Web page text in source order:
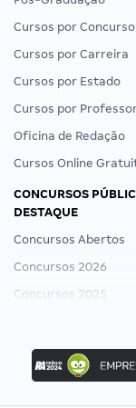
Cursos por Concurso
Cursos por Carreira
Cursos por Estado
Cursos por
Oficina de Redação
Cursos Online
CONCURSOS
DESTAQUE
Concursos Abertos
Concursos 2026
Concursos 2025
Concurso Ibama
Concurso MPU
Editais publicados